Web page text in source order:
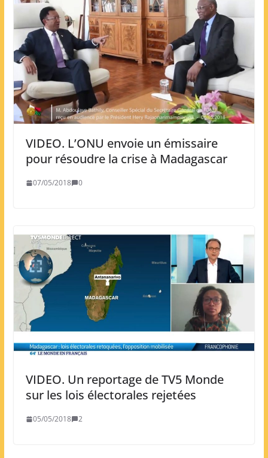
VIDEO. L’ONU envoie un émissaire
pour résoudre la crise à Madagascar
07/05/2018 0
VIDEO. Un reportage de TV5 Monde
sur les lois électorales rejetées
05/05/2018 2